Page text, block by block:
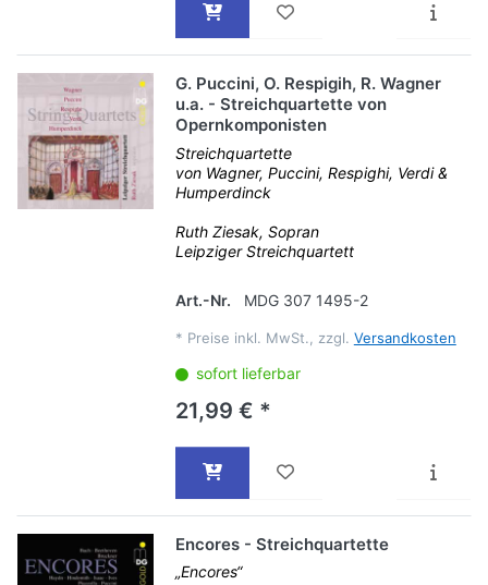
G. Puccini, O. Respigih, R. Wagner
u.a. - Streichquartette von
Opernkomponisten
Streichquartette
von Wagner, Puccini, Respighi, Verdi &
Humperdinck
Ruth Ziesak, Sopran
Leipziger Streichquartett
Art.-Nr. MDG 307 1495-2
* Preise inkl. MwSt., zzgl. Versandkosten
sofort lieferbar
21,99 € *
Encores - Streichquartette
„Encores“